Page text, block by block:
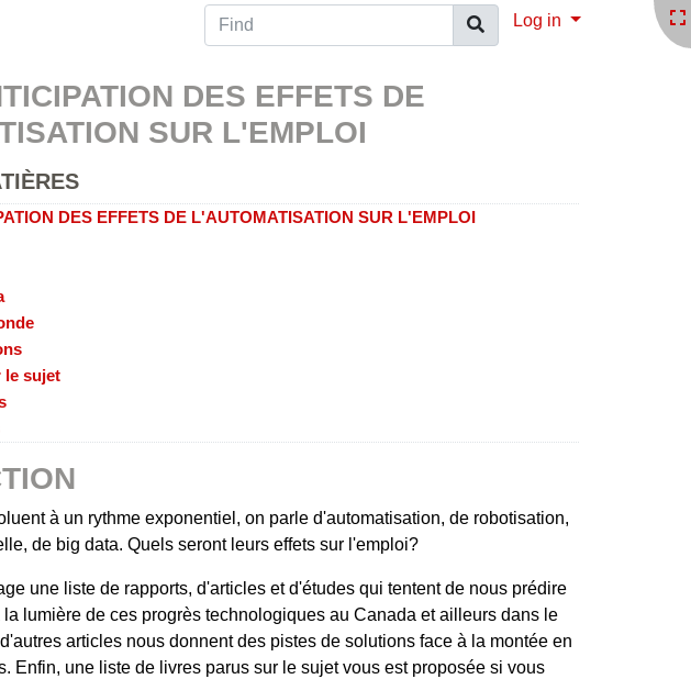
Find Log in
DES EFFETS DE
SUR L'EMPLOI
DES EFFETS DE L'AUTOMATISATION SUR L'EMPLOI
le sujet
à un rythme exponentiel, on parle d'automatisation, de robotisation,
de big data. Quels seront leurs effets sur l'emploi?
une liste de rapports, d'articles et d'études qui tentent de nous prédire
la lumière de ces progrès technologiques au Canada et ailleurs dans le
articles nous donnent des pistes de solutions face à la montée en
Enfin, une liste de livres parus sur le sujet vous est proposée si vous